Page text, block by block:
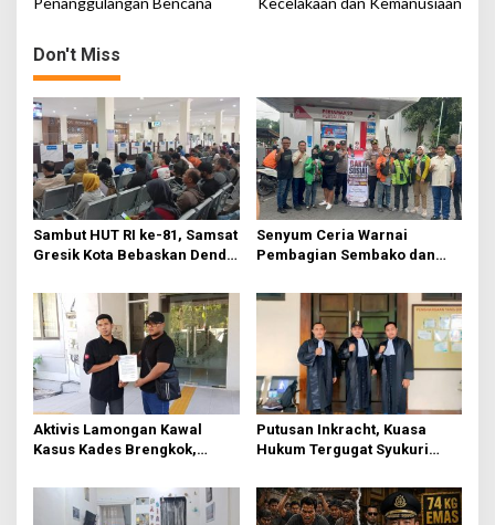
n
a
v
i
g
a
t
i
o
n
Don't Miss
Sambut HUT RI ke-81, Samsat
Gresik Kota Bebaskan Denda
Senyum Ceria Warnai
Pembagian Sembako dan
Gresik
Aktivis Lamongan Kawal
Kasus Kades Brengkok,
Terima Resmi
Putusan Inkracht, Kuasa
Hukum Tergugat Syukuri